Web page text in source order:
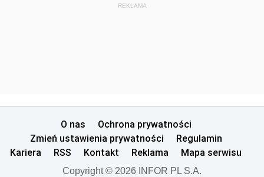
REKLAMA
O nas
Ochrona prywatności
Zmień ustawienia prywatności
Regulamin
Kariera
RSS Kontakt Reklama Mapa serwisu
Copyright © 2026 INFOR PL S.A.